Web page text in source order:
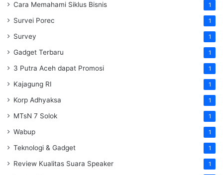
Cara Memahami Siklus Bisnis 1
Survei Porec 1
Survey 1
Gadget Terbaru 1
3 Putra Aceh dapat Promosi 1
Kajagung RI 1
Korp Adhyaksa 1
MTsN 7 Solok 1
Wabup 1
Teknologi & Gadget 1
Review Kualitas Suara Speaker 1